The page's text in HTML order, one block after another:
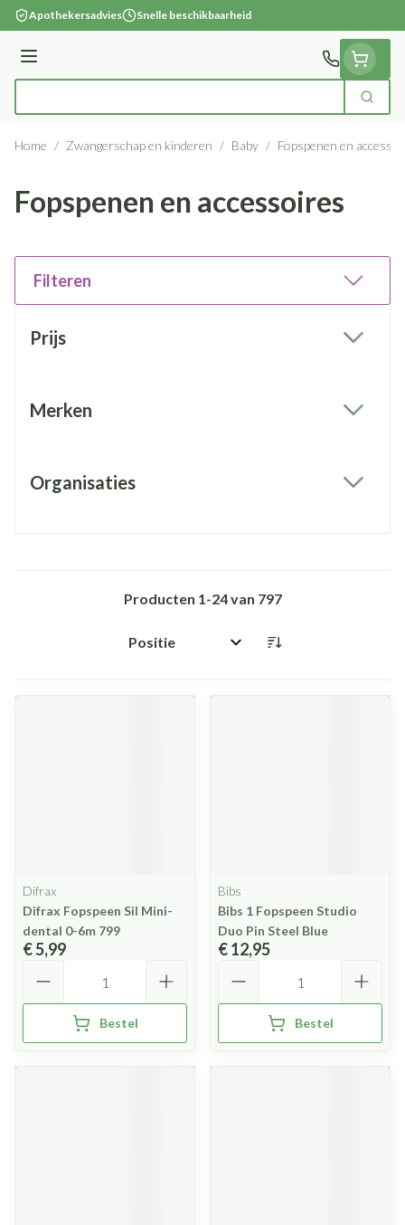
Ga naar de inhoud
Apothekersadvies Snelle beschikbaarheid
Menu
Zoek
Home / Zwangerschap en kinderen / Baby / Fopspenen en
Fopspenen en accessoires
Filteren
Prijs
Merken
Organisaties
Producten 1-24van 797
Sorteer op:
Difrax
Difrax Fopspeen Sil Mini-
dental 0-6m 799
€ 5,99
Bestel
Bibs
Bibs 1 Fopspeen Studio
Duo Pin Steel Blue
€ 12,95
Bestel